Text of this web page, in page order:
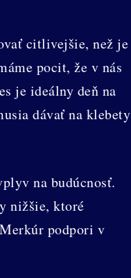
citlivejšie, než je
pocit, že v nás
je ideálny deň na
dávať na klebety
na budúcnosť.
nižšie, ktoré
podpori v